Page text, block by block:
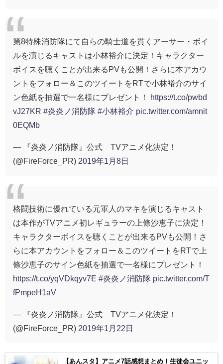
第8特殊消防隊にて自らの騎士道を貫くアーサー・ボイ
ルを演じるキャストは小林裕介に決定！キャラクター
ボイスを聴くことが出来るPVも公開！さらに本アカウ
ントをフォロー＆このツイートをRTで小林裕介のサイ
ン色紙を抽選で一名様にプレゼント！
https://t.co/pwbd
vJ27KR #炎炎ノ消防隊 #小林裕介 pic.twitter.com/amnit
0EQMb
— 『炎炎ノ消防隊』公式 TVアニメ化決定！
(@FireForce_PR) 2019年1月8日
格闘技術に優れている元軍人のマキを演じるキャスト
は本作がTVアニメ初レギュラーの上條沙恵子に決定！
キャラクターボイスを聴くことが出来るPVも公開！さ
らに本アカウントをフォロー＆このツイートをRTで上
條沙恵子のサイン色紙を抽選で一名様にプレゼント！
https://t.co/yqVDkqyv7E #炎炎ノ消防隊 pic.twitter.com/T
fPmpeH1aV
— 『炎炎ノ消防隊』公式 TVアニメ化決定！
(@FireForce_PR) 2019年1月22日
【あんスタ】アニメ7話感想まとめ！生徒会ユニッ